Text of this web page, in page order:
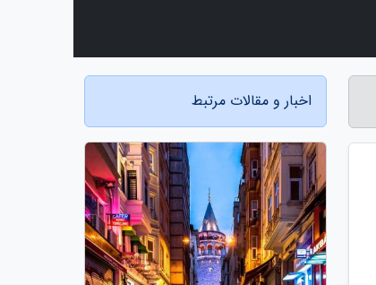
اخبار و مقالات مرتبط